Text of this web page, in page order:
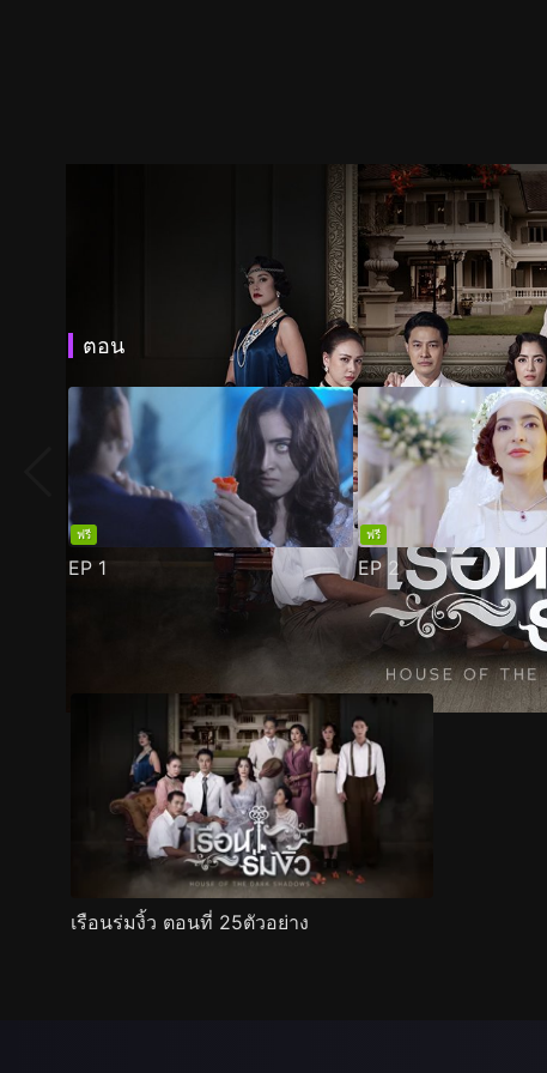
ตอน
ฟรี
EP 1
ฟรี
EP 2
รายละเอียด
เรือนร่มงิ้ว ตอนที่ 25ตัวอย่าง